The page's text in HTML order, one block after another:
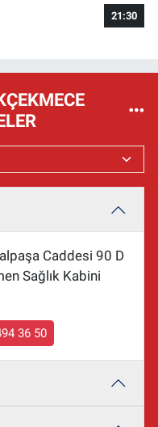
21:30
Caddesi 90 D
Sağlık Kabini
36 50